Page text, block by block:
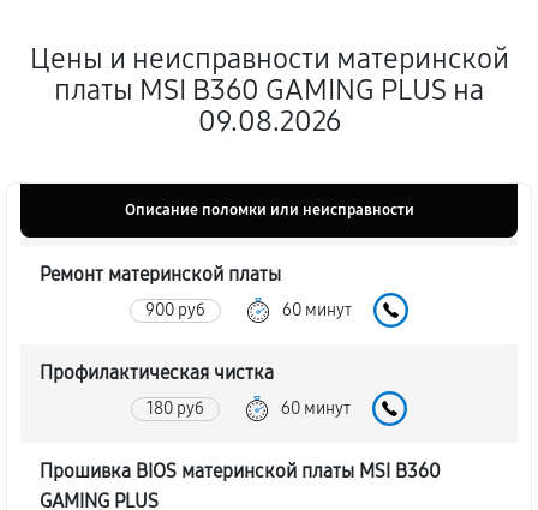
Цены и неисправности материнской
платы MSI B360 GAMING PLUS на
09.08.2026
Описание поломки или неисправности
Ремонт материнской платы
900 руб 60 минут
Профилактическая чистка
180 руб 60 минут
Прошивка BIOS материнской платы MSI B360
GAMING PLUS